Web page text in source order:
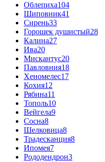
Облепиха104
Шиповник41
Сирень33
Горошек душистый28
Калина27
Ива20
Мискантус20
Павловния18
Хеномелес17
Кохия12
Рябина11
Тополь10
Вейгела9
Сосна8
Шелковица8
Традесканция8
Ипомея7
Рододендрон3